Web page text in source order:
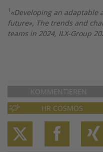
1«Developing an
future», The trends and
teams in 2024, ILX-Group
KOMMENTIEREN
HR COSMOS